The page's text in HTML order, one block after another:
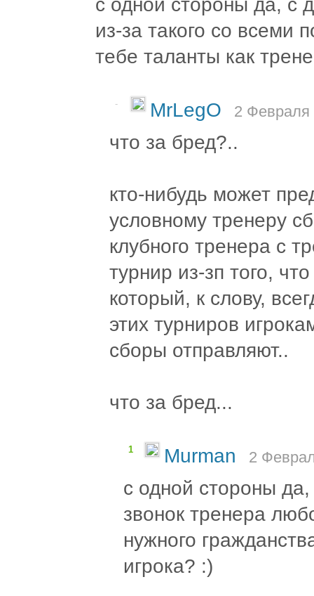
из-за такого со всеми
тебе таланты как
- MrLegO 2 Февраля
что за бред?..
кто-нибудь может
условному тренеру
клубного тренера с
турнир из-зп того,
который, к слову,
этих турниров
сборы отправляют..
что за бред...
1 Murman 2
с одной стороны
звонок тренера
нужного
игрока? :)